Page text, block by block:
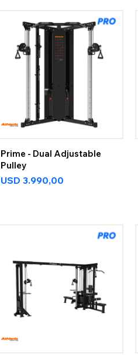
Prime - Dual Adjustable
Pulley
USD 3.990,00